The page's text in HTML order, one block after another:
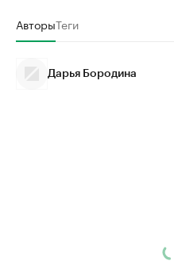
АвторыТеги
Дарья Бородина